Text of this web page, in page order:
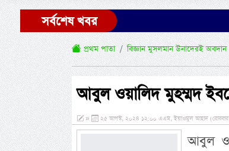
সর্বশেষ খবর
প্রথম পাতা বিজ্ঞান মুসলমান উনাদেরই অবদান
আবুল ওয়ালিদ মুহম্মদ
» ২৫ আগস্ট, ২০২৪ ১২:০০ এএম, ইয়াওমুল আহাদ
আবুল